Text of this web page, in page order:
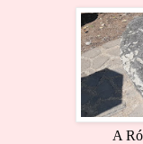
A